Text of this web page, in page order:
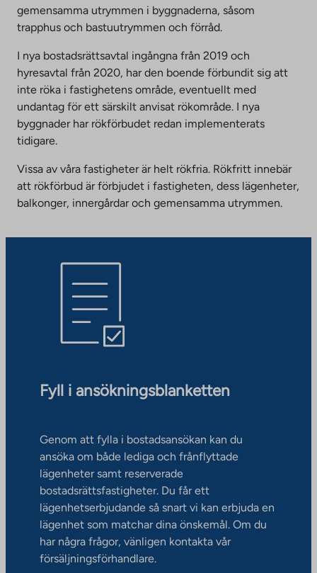
gemensamma utrymmen i byggnaderna, såsom
trapphus och bastuutrymmen och förråd.
I nya bostadsrättsavtal ingångna från 2019 och
hyresavtal från 2020, har den boende förbundit sig att
inte röka i fastighetens område, eventuellt med
undantag för ett särskilt anvisat rökområde. I nya
byggnader har rökförbudet redan implementerats
tidigare.
Vissa av våra fastigheter är helt rökfria. Rökfritt innebär
att rökförbud är förbjudet i fastigheten, dess lägenheter,
balkonger, innergårdar och gemensamma utrymmen.
Fyll i ansökningsblanketten
Genom att fylla i bostadsansökan kan du
ansöka om både lediga och frånflyttade
lägenheter samt reserverade
bostadsrättsfastigheter. Du får ett
lägenhetserbjudande så snart vi kan erbjuda en
lägenhet som matchar dina önskemål. Om du
har några frågor, vänligen kontakta vår
försäljningsförhandlare.